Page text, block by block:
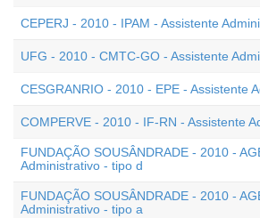
CEPERJ - 2010 - IPAM - Assistente
UFG - 2010 - CMTC-GO - Assistente
CESGRANRIO - 2010 - EPE - Assistente
COMPERVE - 2010 - IF-RN - Assistente
FUNDAÇÃO SOUSÂNDRADE - 2010 -
Administrativo - tipo d
FUNDAÇÃO SOUSÂNDRADE - 2010 -
Administrativo - tipo a